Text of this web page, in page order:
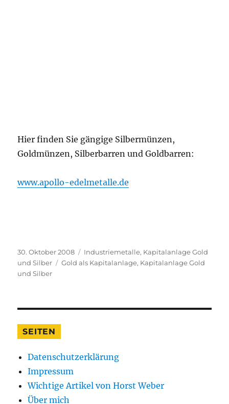
Hier finden Sie gängige Silbermünzen,
Goldmünzen, Silberbarren und Goldbarren:
www.apollo-edelmetalle.de
Veröffentlicht
am
30. Oktober 2008 Kategorien
Industriemetalle, Kapitalanlage Gold
und Silber
Schlagwörter
Gold als Kapitalanlage, Kapitalanlage Gold
und Silber
SEITEN
Datenschutzerklärung
Impressum
Wichtige Artikel von Horst Weber
Über mich